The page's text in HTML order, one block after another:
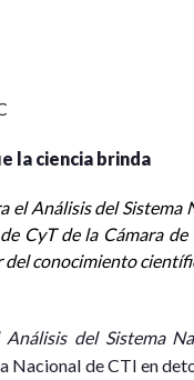
la ciencia brinda
Análisis del Sistema
CyT de la Cámara
del conocimiento
del Sistema
Nacional de CTI en